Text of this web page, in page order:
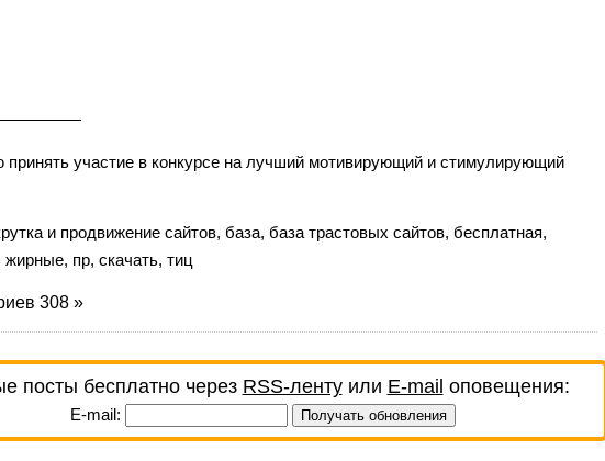
участие в конкурсе на лучший мотивирующий и стимулирующий
и продвижение сайтов, база, база трастовых сайтов, бесплатная,
жирные, пр, скачать, тиц
308 »
посты бесплатно через RSS-лентуили E-mail оповещения:
E-mail: